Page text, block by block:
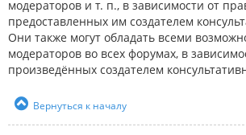
модераторов и т. п., в зависимости от
предоставленных им создателем
Они также могут обладать всеми
модераторов во всех форумах, в
произведённых создателем
Вернуться к началу